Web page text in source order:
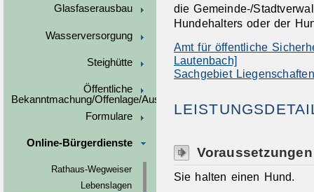
Glasfaserausbau
Wasserversorgung
Steighütte
Öffentliche
Bekanntmachung/Offenlage/Ausschreibungen
Formulare
Online-Bürgerdienste
Rathaus-Wegweiser
Lebenslagen
die Gemeinde-/
Hundehalters oder der
Amt für öffentliche
Lautenbach]
Sachgebiet
Voraussetzungen
Sie halten einen Hund.